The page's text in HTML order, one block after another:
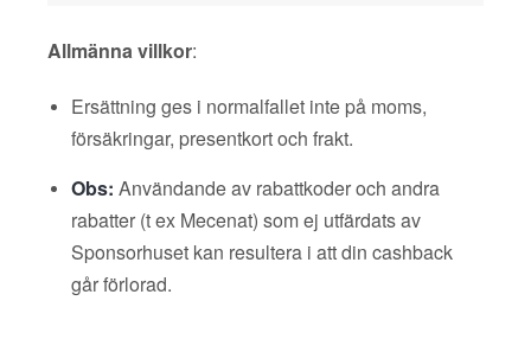
Allmänna villkor:
Ersättning ges i normalfallet inte på moms,
försäkringar, presentkort och frakt.
Obs: Användande av rabattkoder och andra
rabatter (t ex Mecenat) som ej utfärdats av
Sponsorhuset kan resultera i att din cashback
går förlorad.